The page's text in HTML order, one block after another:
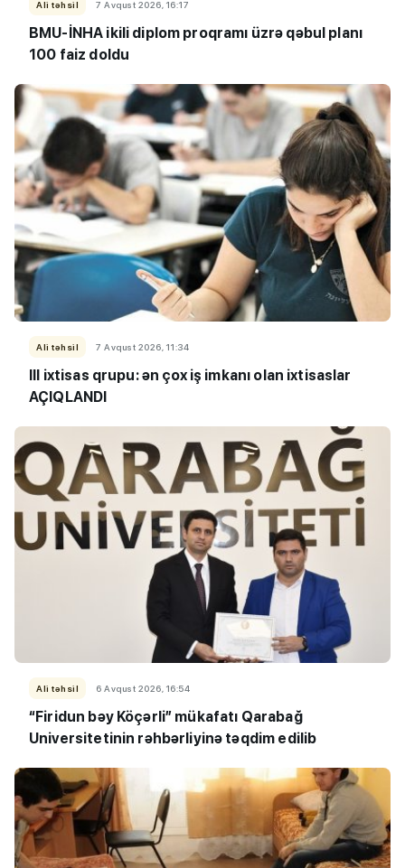
Ali təhsil 7 Avqust 2026, 16:17
BMU-İNHA ikili diplom proqramı üzrə qəbul planı
100 faiz doldu
Ali təhsil 7 Avqust 2026, 11:34
III ixtisas qrupu: ən çox iş imkanı olan ixtisaslar
AÇIQLANDI
Ali təhsil 6 Avqust 2026, 16:54
“Firidun bəy Köçərli” mükafatı Qarabağ
Universitetinin rəhbərliyinə təqdim edilib